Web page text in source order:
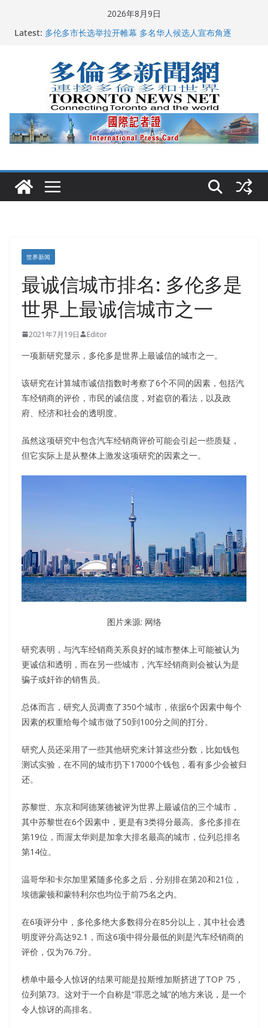
2026年8月9日
Latest: 多伦多市长选举拉开帷幕 多名华人候选人宣布角逐
关加拿大就业
2026加拿大青少年儿童绘画比赛颁奖典礼多伦多举行
世界新闻
最诚信城市排名: 多伦多是
世界上最诚信城市之一
2021年7月19日 Editor
一项新研究显示，多伦多是世界上最诚信的城市之一。
该研究在计算城市诚信指数时考察了6个不同的因素，包括汽
车经销商的评价，市民的诚信度，对盗窃的看法，以及政
府、经济和社会的透明度。
虽然这项研究中包含汽车经销商评价可能会引起一些质疑，
但它实际上是从整体上激发这项研究的因素之一。
图片来源: 网络
研究表明，与汽车经销商关系良好的城市整体上可能被认为
更诚信和透明，而在另一些城市，汽车经销商则会被认为是
骗子或奸诈的销售员。
总体而言，研究人员调查了350个城市，依据6个因素中每个
因素的权重给每个城市做了50到100分之间的打分。
研究人员还采用了一些其他研究来计算这些分数，比如钱包
测试实验，在不同的城市扔下17000个钱包，看有多少会被归
还。
苏黎世、东京和阿德莱德被评为世界上最诚信的三个城市，
其中苏黎世在6个因素中，更是有3类得分最高。多伦多排在
第19位，而渥太华则是加拿大排名最高的城市，位列总排名
第14位。
温哥华和卡尔加里紧随多伦多之后，分别排在第20和21位，
埃德蒙顿和蒙特利尔也均位于前75名之内。
在6项评分中，多伦多绝大多数得分在85分以上，其中社会透
明度评分高达92.1，而这6项中得分最低的则是汽车经销商的
评价，仅为76.7分。
榜单中最令人惊讶的结果可能是拉斯维加斯挤进了TOP 75，
位列第73。这对于一个自称是“罪恶之城”的地方来说，是一个
令人惊讶的高排名。